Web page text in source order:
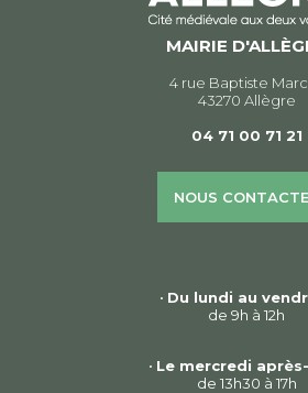
MAIRIE
4 rue Baptiste
43270 Allègre
04 71 00 71 21
NOUS
• Du lundi au
de 9h à 12h
• Le mercredi
de 13h30 à 17h